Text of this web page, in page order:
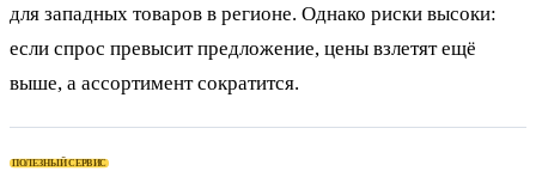
для западных товаров в регионе. Однако риски высоки:
если спрос превысит предложение, цены взлетят ещё
выше, а ассортимент сократится.
ПОЛЕЗНЫЙ СЕРВИС